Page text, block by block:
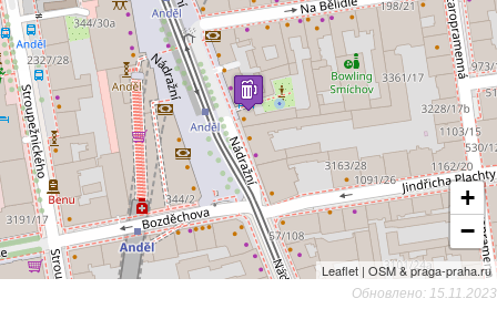
+
−
Leaflet | OSM & praga-praha.ru
Обновлено: 15.11.2023